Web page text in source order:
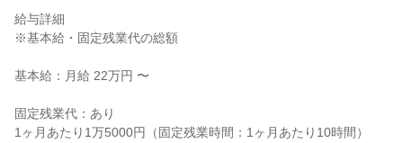
給与詳細
※基本給・固定残業代の総額
基本給：月給 22万円 〜
固定残業代：あり
1ヶ月あたり1万5000円（固定残業時間：1ヶ月あたり10時間）